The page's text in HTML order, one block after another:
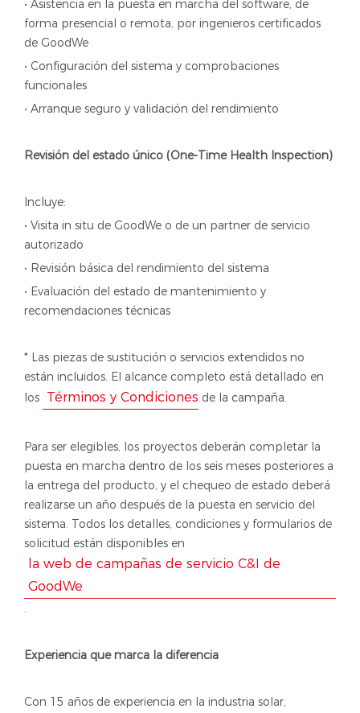
• Asistencia en la puesta en marcha del software, de
forma presencial o remota, por ingenieros certificados
de GoodWe
• Configuración del sistema y comprobaciones
funcionales
• Arranque seguro y validación del rendimiento
Revisión del estado único (One-Time Health Inspection)
Incluye:
• Visita in situ de GoodWe o de un partner de servicio
autorizado
• Revisión básica del rendimiento del sistema
• Evaluación del estado de mantenimiento y
recomendaciones técnicas
* Las piezas de sustitución o servicios extendidos no
están incluidos. El alcance completo está detallado en
los Términos y Condiciones de la campaña.
Para ser elegibles, los proyectos deberán completar la
puesta en marcha dentro de los seis meses posteriores a
la entrega del producto, y el chequeo de estado deberá
realizarse un año después de la puesta en servicio del
sistema. Todos los detalles, condiciones y formularios de
solicitud están disponibles en
la web de campañas de servicio C&I de
GoodWe
.
Experiencia que marca la diferencia
Con 15 años de experiencia en la industria solar,